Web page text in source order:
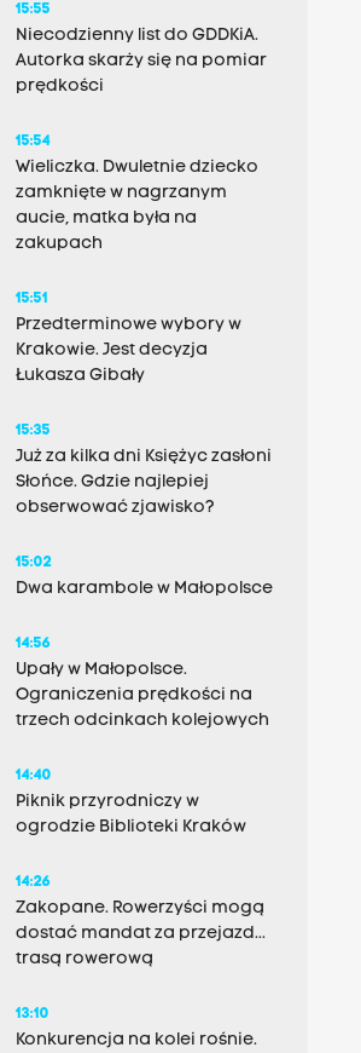
15:55
Niecodzienny list do GDDKiA.
Autorka skarży się na pomiar
prędkości
15:54
Wieliczka. Dwuletnie dziecko
zamknięte w nagrzanym
aucie, matka była na
zakupach
15:51
Przedterminowe wybory w
Krakowie. Jest decyzja
Łukasza Gibały
15:35
Już za kilka dni Księżyc zasłoni
Słońce. Gdzie najlepiej
obserwować zjawisko?
15:02
Dwa karambole w Małopolsce
14:56
Upały w Małopolsce.
Ograniczenia prędkości na
trzech odcinkach kolejowych
14:40
Piknik przyrodniczy w
ogrodzie Biblioteki Kraków
14:26
Zakopane. Rowerzyści mogą
dostać mandat za przejazd...
trasą rowerową
13:10
Konkurencja na kolei rośnie.